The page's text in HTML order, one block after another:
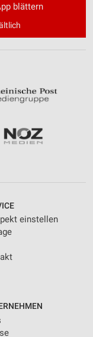
blättern
einstellen